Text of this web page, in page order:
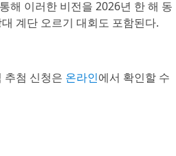
해 이러한 비전을 2026년 한 해 동
계단 오르기 대회도 포함된다.
추첨 신청은 온라인에서 확인할 수